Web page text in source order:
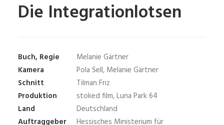
Die Integrationlotsen
Buch, Regie
Melanie Gärtner
Kamera
Pola Sell, Melanie Gärtner
Schnitt
Tilman Friz
Produktion
stoked film, Luna Park 64
Land
Deutschland
Auftraggeber
Hessisches Ministerium für